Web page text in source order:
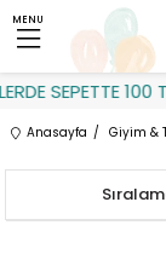
SEPETTE 100 TL
MENU
Anasayfa Giyim &